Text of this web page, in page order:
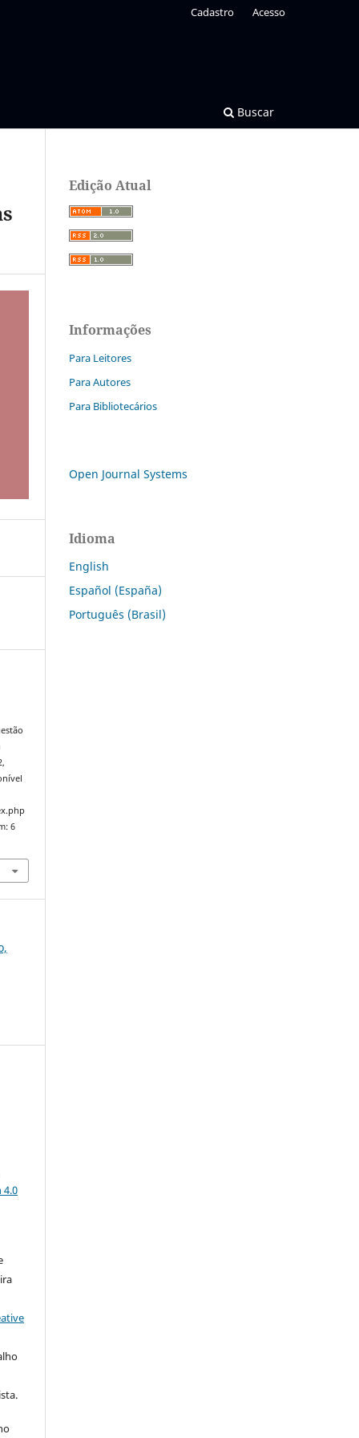
Buscar
Cadastro Acesso
6
4.0
Edição Atual
Informações
Para Leitores
Para Autores
Para Bibliotecários
Open Journal Systems
Idioma
English
Español (España)
Português (Brasil)